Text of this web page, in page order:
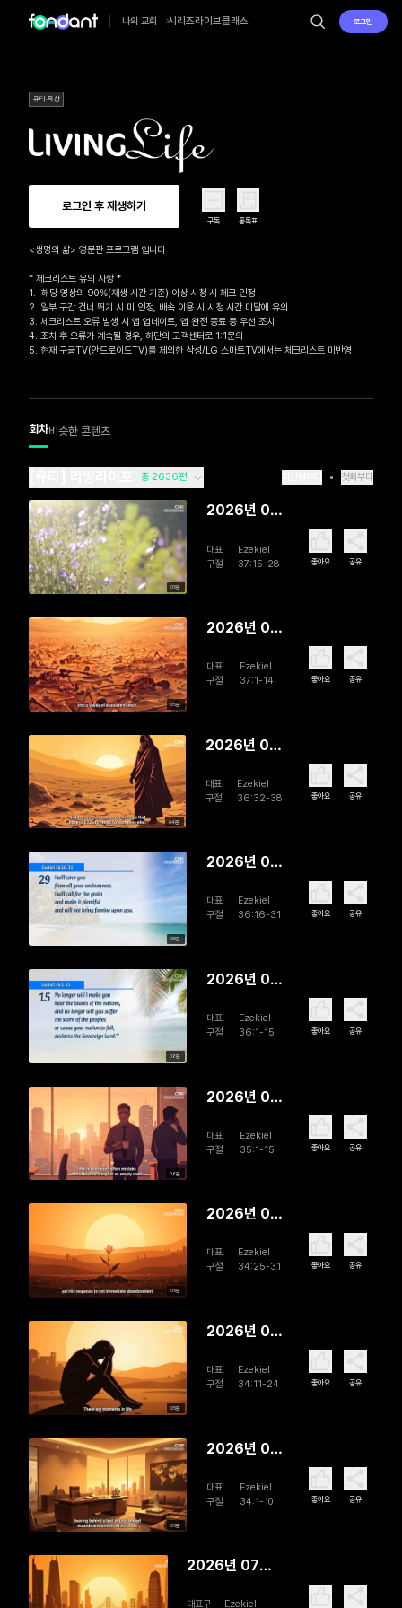
나의 교회 시리즈라이브클래스 로그인
큐티·묵상
로그인 후 재생하기
구독 통독표
<생명의 삶> 영문판 프로그램 입니다
* 체크리스트 유의 사항 *
1.  해당 영상의 90%(재생 시간 기준) 이상 시청 시 체크 인정
2. 일부 구간 건너 뛰기 시 미 인정, 배속 이용 시 시청 시간 미달에 유의
3. 체크리스트 오류 발생 시 앱 업데이트, 앱 완전 종료 등 우선 조치
4. 조치 후 오류가 계속될 경우, 하단의 고객센터로 1:1문의
5. 현재 구글TV(안드로이드TV)를 제외한 삼성/LG 스마트TV에서는 체크리스트 미반영
회차비슷한 콘텐츠
총 2636편 첫화부터
05분
2026년 08
God's
대표
구절
Ezekiel
37:15-28
좋아요 공유
05분
2026년 08
Dead
대표
구절
Ezekiel
37:1-14
좋아요 공유
04분
2026년 08
God
대표
구절
Ezekiel
36:32-38
좋아요 공유
05분
2026년 08
Past and
대표
구절
Ezekiel
36:16-31
좋아요 공유
06분
2026년 08
Zealous
대표
구절
Ezekiel
36:1-15
좋아요 공유
06분
2026년 08
Hostility
대표
구절
Ezekiel
35:1-15
좋아요 공유
05분
2026년 08
God's
대표
구절
Ezekiel
34:25-31
좋아요 공유
05분
2026년 08
The Lord,
대표
구절
Ezekiel
34:11-24
좋아요 공유
05분
2026년 08
True
대표
구절
Ezekiel
34:1-10
좋아요 공유
2026년 07월
대표구 Ezekiel